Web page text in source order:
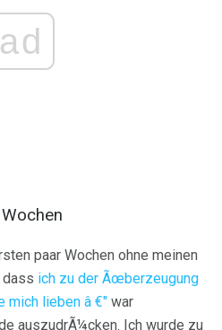
ad
paar Wochen ohne meinen
dass ich zu der Ãœberzeugung
mich lieben â €" war
auszudrÃ¼cken. Ich wurde zu